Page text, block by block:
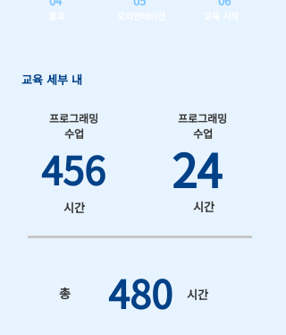
결과 오리엔테이션 교육 시작
교육 세부 내
프로그래밍
수업
24
프로그래밍
수업
시간
456
시간
480
총 시간